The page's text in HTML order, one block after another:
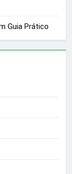
Guia Prático